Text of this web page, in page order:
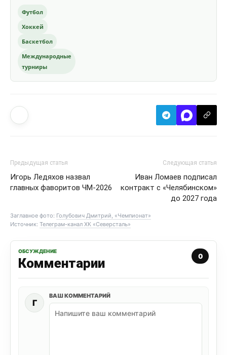
Футбол
Хоккей
Баскетбол
Международные
турниры
Предыдущая статья
Игорь Ледяхов назвал
главных фаворитов ЧМ-2026
Следующая статья
Иван Ломаев подписал
контракт с «Челябинском»
до 2027 года
Заглавное фото: Голубович Дмитрий, «Чемпионат»
Источник: Телеграм-канал ХК «Северсталь»
ОБСУЖДЕНИЕ
Комментарии 0
Г
ВАШ КОММЕНТАРИЙ